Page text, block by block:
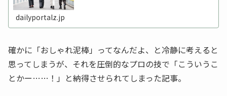
dailyportalz.jp
確かに「おしゃれ泥棒」ってなんだよ、と冷静に考えると
思ってしまうが、それを圧倒的なプロの技で「こういうこ
とかー……！」と納得させられてしまった記事。